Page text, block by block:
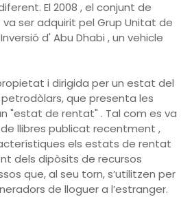
El 2008 , el conjunt de
ser adquirit pel Grup Unitat de
d' Abu Dhabi , un vehicle
i dirigida per un estat del
que presenta les
"estat de rentat" . Tal com es va
llibres publicat recentment ,
els estats de rentat
dels dipòsits de recursos
que, al seu torn, s’utilitzen per
de lloguer a l’estranger.